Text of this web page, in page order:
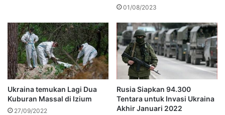
01/08/2023
Ukraina temukan Lagi Dua
Kuburan Massal di Izium
27/09/2022
Rusia Siapkan 94.300
Tentara untuk Invasi Ukraina
Akhir Januari 2022